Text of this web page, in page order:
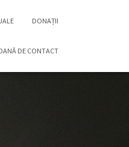
DONAȚII
DE CONTACT